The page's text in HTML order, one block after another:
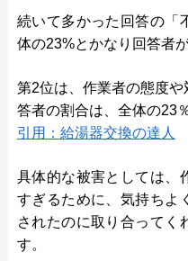
続いて多かった回答の「
体の23%とかなり回答者
第2位は、作業者の態度
答者の割合は、全体の23
引用：給湯器交換の達人
具体的な被害としては、
すぎるために、気持ちよ
されたのに取り合ってく
す。